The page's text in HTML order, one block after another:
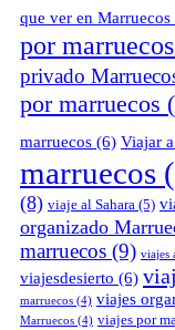
que ver en Marruecos
por marruecos
privado
por marruecos
marruecos (6) Viajar
marruecos
(8) viaje al Sahara (5)
organizado
marruecos (9) viajes
viajesdesierto (6)
marruecos (4) viajes
Marruecos (4) viajes por